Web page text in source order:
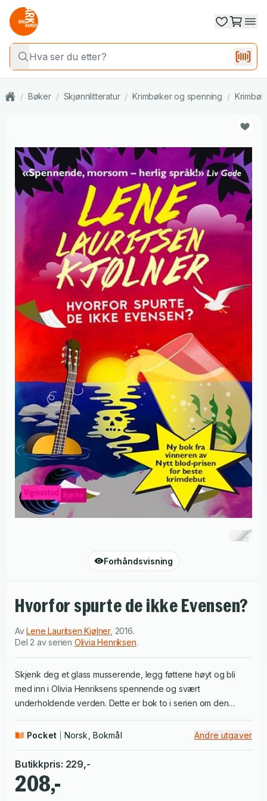
/ Bøker / Skjønnlitteratur / Krimbøker og spenning /
Forhåndsvisning
Hvorfor spurte de ikke Evensen?
AvLene Lauritsen Kjølner, 2016.
Del 2 av serien Olivia Henriksen.
Skjenk deg et glass musserende, legg føttene høyt og bli
med inn i Olivia Henriksens spennende og svært
underholdende verden. Dette er bok to i serien om den
Henriksen mest med utro ektefeller og overvåkning. Da den
vannkanten ved Ankerholmens seilerforening, dras hun
imidlertid inn i en sak som omfatter både miljøpolitikk, kyniske
forretningsmenn og skitne affærer.Lene Lauritsen Kjølner (f.
Pocket Norsk, Bokmål Andre utgaver
Butikkpris: 229,-
208,-